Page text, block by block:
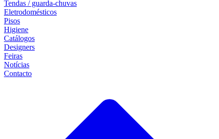
Tendas / guarda-chuvas
Eletrodomésticos
Pisos
Higiene
Catálogos
Designers
Feiras
Notícias
Contacto